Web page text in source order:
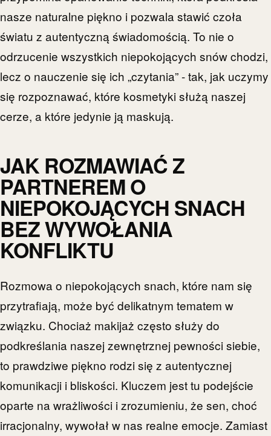
nasze naturalne piękno i pozwala stawić czoła
światu z autentyczną świadomością. To nie o
odrzucenie wszystkich niepokojących snów chodzi,
lecz o nauczenie się ich „czytania” - tak, jak uczymy
się rozpoznawać, które kosmetyki służą naszej
cerze, a które jedynie ją maskują.
JAK ROZMAWIAĆ Z
PARTNEREM O
NIEPOKOJĄCYCH SNACH
BEZ WYWOŁANIA
KONFLIKTU
Rozmowa o niepokojących snach, które nam się
przytrafiają, może być delikatnym tematem w
związku. Chociaż makijaż często służy do
podkreślania naszej zewnętrznej pewności siebie,
to prawdziwe piękno rodzi się z autentycznej
komunikacji i bliskości. Kluczem jest tu podejście
oparte na wrażliwości i zrozumieniu, że sen, choć
irracjonalny, wywołał w nas realne emocje. Zamiast